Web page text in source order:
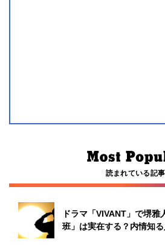
読まれている記事
ドラマ「VIVANT」で堺雅
班」は実在する？内情知